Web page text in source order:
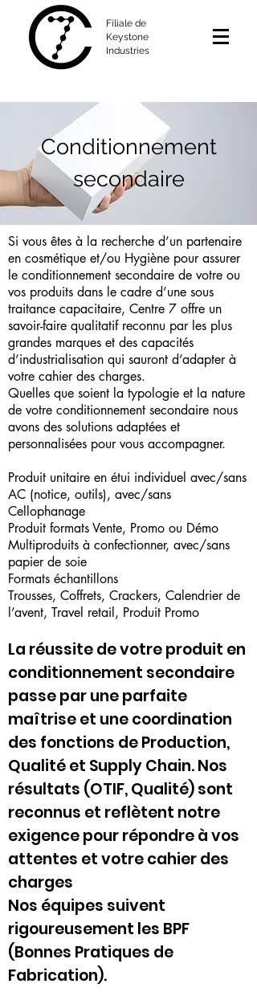
Filiale de
Keystone
Industries
Conditionnement
secondaire
​Si vous êtes à la recherche d’un partenaire
en cosmétique et/ou Hygiène pour assurer
le conditionnement secondaire de votre ou
vos produits dans le cadre d’une sous
traitance capacitaire, Centre 7 offre un
savoir-faire qualitatif reconnu par les plus
grandes marques et des capacités
d’industrialisation qui sauront d’adapter à
votre cahier des charges.
Quelles que soient la typologie et la nature
de votre conditionnement secondaire nous
avons des solutions adaptées et
personnalisées pour vous accompagner.
Produit unitaire en étui individuel avec/sans
AC (notice, outils), avec/sans
Cellophanage
Produit formats Vente, Promo ou Démo
Multiproduits à confectionner, avec/sans
papier de soie
Formats échantillons
Trousses, Coffrets, Crackers, Calendrier de
l’avent, Travel retail, Produit Promo
La réussite de votre produit en
conditionnement secondaire
passe par une parfaite
maîtrise et une coordination
des fonctions de Production,
Qualité et Supply Chain. Nos
résultats (OTIF, Qualité) sont
reconnus et reflètent notre
exigence pour répondre à vos
attentes et votre cahier des
charges
Nos équipes suivent
rigoureusement les BPF
(Bonnes Pratiques de
Fabrication).